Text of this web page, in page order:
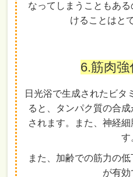
なってしまうこともあ
けることはと
6.筋肉
日光浴で生成されたビタ
ると、タンパク質の合
されます。また、神経
す
また、加齢での筋力の
が有効